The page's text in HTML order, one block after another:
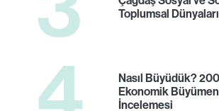
Toplumsal
Nasıl Büyüdük?
Ekonomik
İncelemesi